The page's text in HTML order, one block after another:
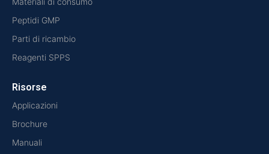
Peptidi GMP
Parti di ricambio
Reagenti SPPS
Risorse
Applicazioni
Brochure
Manuali